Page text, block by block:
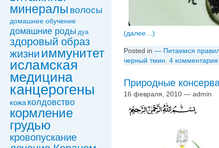
минералы волосы
домашнее обучение
домашние роды дуа
здоровый образ
жизни иммунитет
исламская
медицина
канцерогены
кожа колдовствo
кормление
грудью
кровопускание
(далее…)
Posted in — Питаемся
черный тмин 4 комментария
Природные
16 февраля, 2010 — admin